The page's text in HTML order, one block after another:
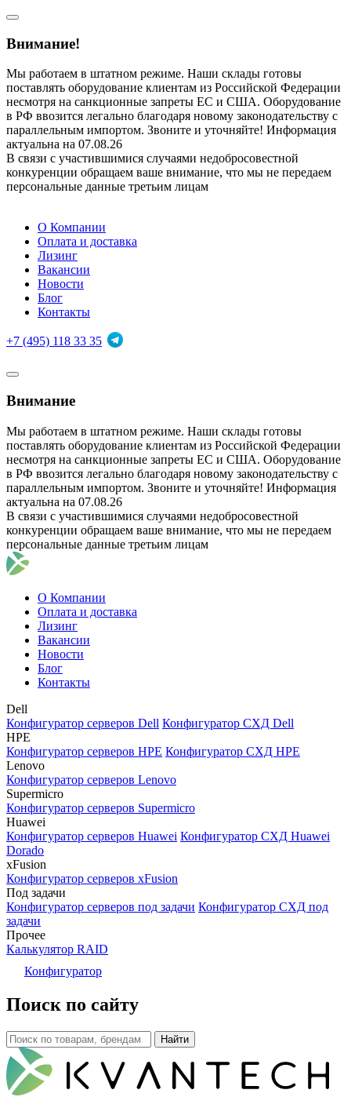
Внимание!
Мы работаем в штатном режиме. Наши склады готовы
поставлять оборудование клиентам из Российской Федерации
несмотря на санкционные запреты ЕС и США. Оборудование
в РФ ввозится легально благодаря новому законодательству с
параллельным импортом. Звоните и уточняйте! Информация
актуальна на 07.08.26
В связи с участившимися случаями недобросовестной
конкуренции обращаем ваше внимание, что мы не передаем
персональные данные третьим лицам
О Компании
Оплата и доставка
Лизинг
Вакансии
Новости
Блог
Контакты
+7 (495) 118 33 35
Внимание
Мы работаем в штатном режиме. Наши склады готовы
поставлять оборудование клиентам из Российской Федерации
несмотря на санкционные запреты ЕС и США. Оборудование
в РФ ввозится легально благодаря новому законодательству с
параллельным импортом. Звоните и уточняйте! Информация
актуальна на 07.08.26
В связи с участившимися случаями недобросовестной
конкуренции обращаем ваше внимание, что мы не передаем
персональные данные третьим лицам
О Компании
Оплата и доставка
Лизинг
Вакансии
Новости
Блог
Контакты
Dell
Конфигуратор серверов Dell Конфигуратор СХД Dell
HPE
Конфигуратор серверов HPE Конфигуратор СХД HPE
Lenovo
Конфигуратор серверов Lenovo
Supermicro
Конфигуратор серверов Supermicro
Huawei
Конфигуратор серверов Huawei Конфигуратор СХД Huawei
Dorado
xFusion
Конфигуратор серверов xFusion
Под задачи
Конфигуратор серверов под задачи Конфигуратор СХД под
задачи
Прочее
Калькулятор RAID
Конфигуратор
Поиск по сайту